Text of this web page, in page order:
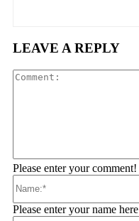
LEAVE A REPLY
Please enter your comment!
Please enter your name here